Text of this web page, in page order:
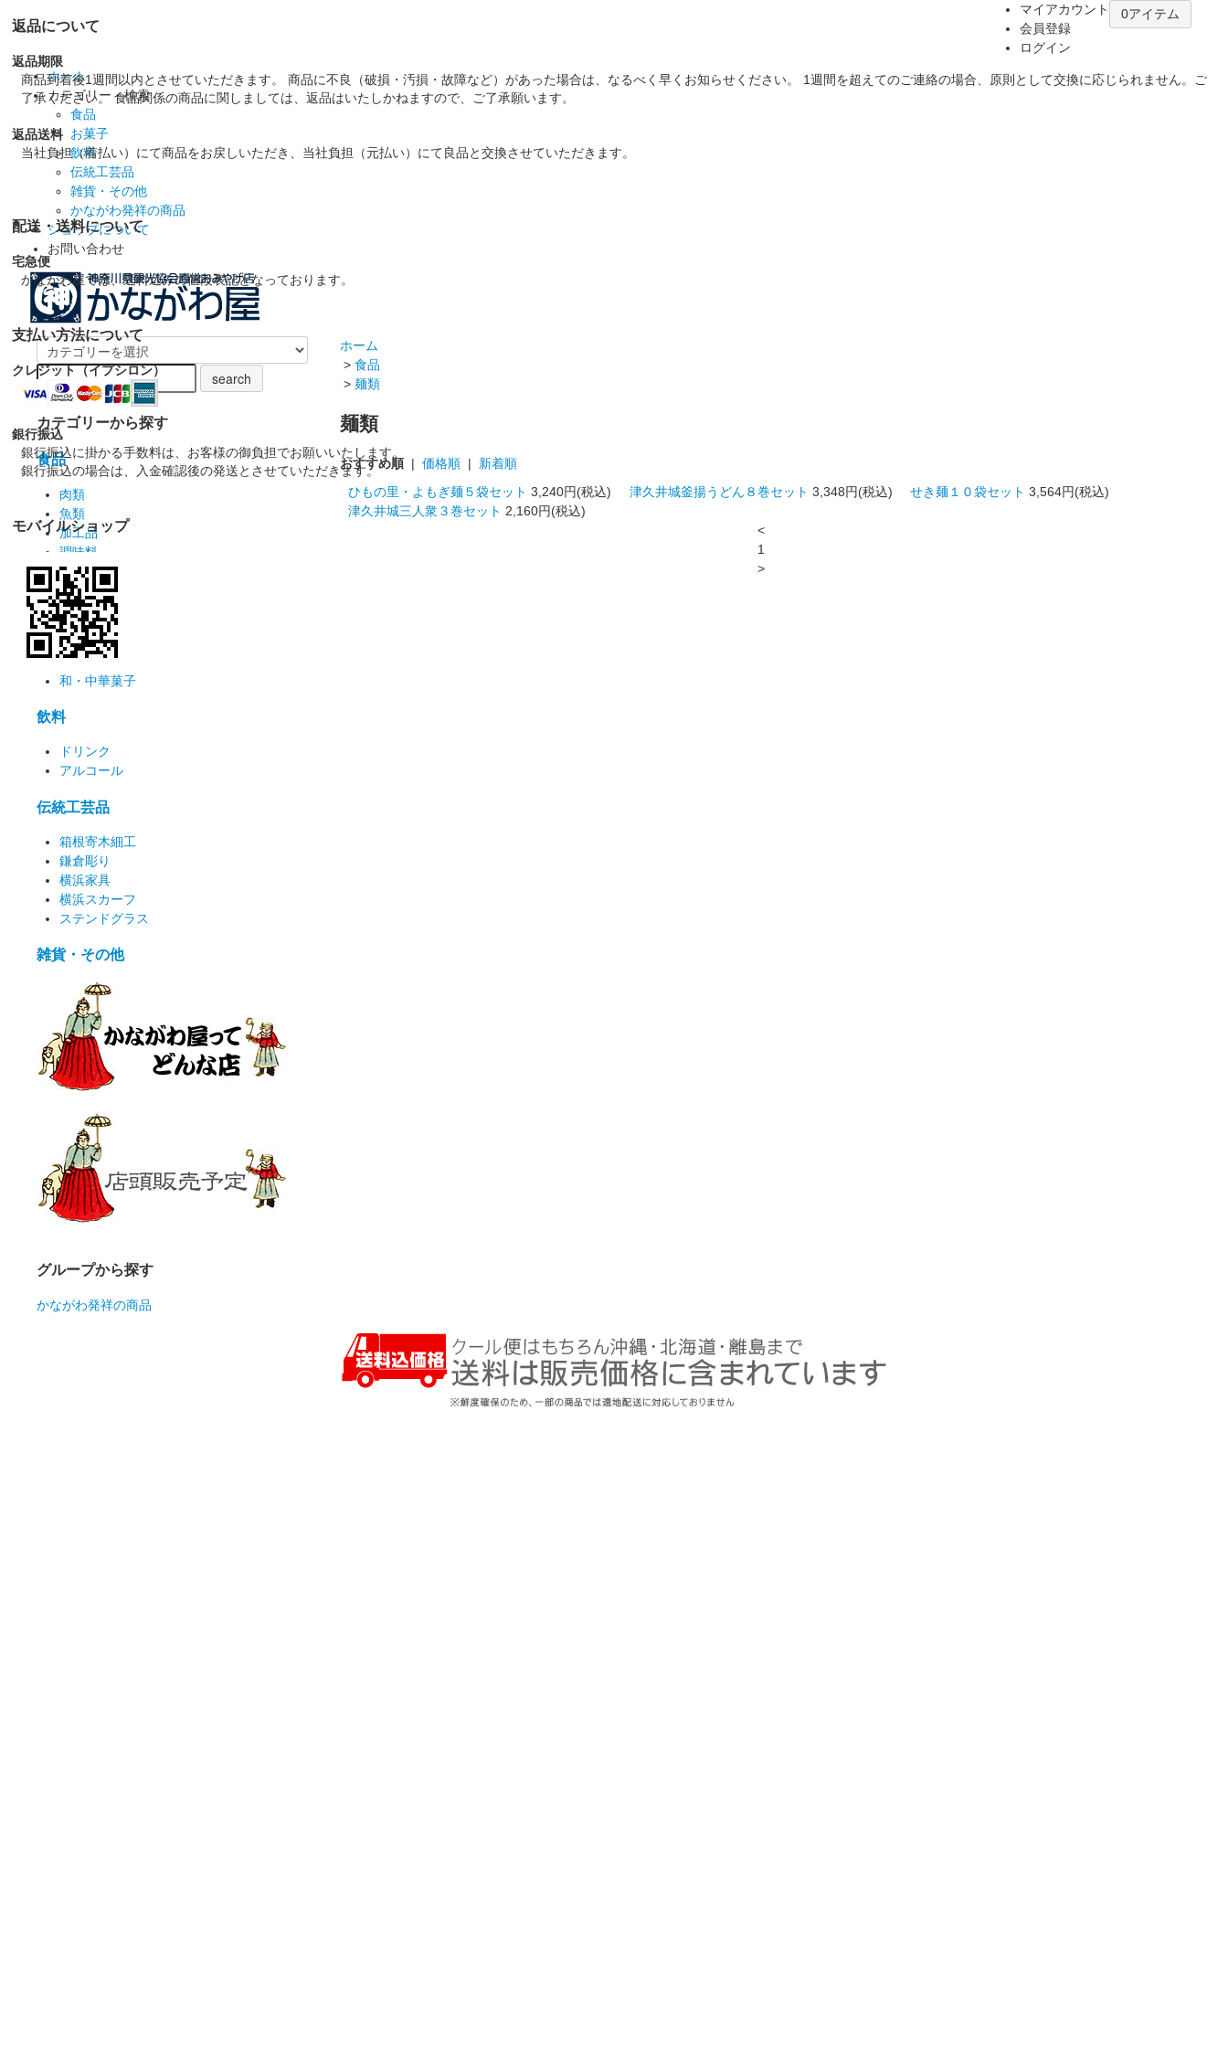
0アイテム
マイアカウント
会員登録
ログイン
ホーム
カテゴリー・検索
食品
お菓子
飲料
伝統工芸品
雑貨・その他
かながわ発祥の商品
ショップについて
お問い合わせ
ホーム
> 食品
> 麺類
麺類
おすすめ順| 価格順| 新着順
ひもの里・よもぎ麺５袋セット 3,240円(税込) 津久井城釜揚うどん８巻セット 3,348円(税込) せき麺１０袋セット 3,564円(税込)
津久井城三人衆３巻セット 2,160円(税込)
<
1
>
カテゴリーから探す
食品
肉類
魚類
加工品
調味料
漬物
麺類
お菓子
洋菓子
和・中華菓子
飲料
ドリンク
アルコール
伝統工芸品
箱根寄木細工
鎌倉彫り
横浜家具
横浜スカーフ
ステンドグラス
雑貨・その他
グループから探す
かながわ発祥の商品
返品について
返品期限
商品到着後1週間以内とさせていただきます。 商品に不良（破損・汚損・故障など）があった場合は、なるべく早くお知らせください。 1週間を超えてのご連絡の場合、原則として交換に応じられません。ご
了承ください。 食品関係の商品に関しましては、返品はいたしかねますので、ご了承願います。
返品送料
当社負担（着払い）にて商品をお戻しいただき、当社負担（元払い）にて良品と交換させていただきます。
配送・送料について
宅急便
かながわ屋では、送料込みの値段表記となっております。
支払い方法について
クレジット（イプシロン）
銀行振込
銀行振込に掛かる手数料は、お客様の御負担でお願いいたします。
銀行振込の場合は、入金確認後の発送とさせていただきます。
モバイルショップ